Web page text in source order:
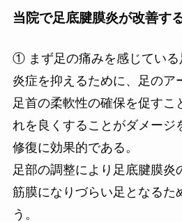
当院で足底腱膜炎が改善す
① まず足の痛みを感じている
炎症を抑えるために、足のア
足首の柔軟性の確保を促すこ
れを良くすることがダメージ
修復に効果的である。
足部の調整により足底腱膜炎
筋膜になりづらい足となるた
う。